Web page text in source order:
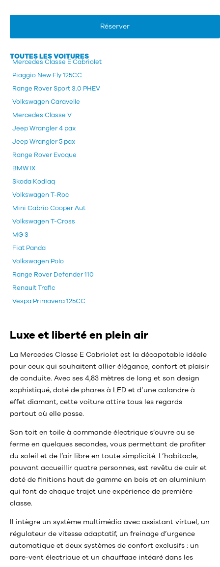
Réserver
TOUTES LES VOITURES
Mercedes Classe E Cabriolet
Piaggio New Fly 125CC
Range Rover Sport 3.0 PHEV
Volkswagen Caravelle
Mercedes Classe V
Jeep Wrangler 4 pax
Jeep Wrangler 5 pax
Range Rover Evoque
BMW IX
Skoda Kodiaq
Volkswagen T-Roc
Mini Cabrio Cooper Aut
Volkswagen T-Cross
MG 3
Fiat Panda
Volkswagen Polo
Range Rover Defender 110
Renault Trafic
Vespa Primavera 125CC
Luxe et liberté en plein air
La Mercedes Classe E Cabriolet est la décapotable idéale
pour ceux qui souhaitent allier élégance, confort et plaisir
de conduite. Avec ses 4,83 mètres de long et son design
sophistiqué, doté de phares à LED et d’une calandre à
effet diamant, cette voiture attire tous les regards
partout où elle passe.
Son toit en toile à commande électrique s’ouvre ou se
ferme en quelques secondes, vous permettant de profiter
du soleil et de l’air libre en toute simplicité. L’habitacle,
pouvant accueillir quatre personnes, est revêtu de cuir et
doté de finitions haut de gamme en bois et en aluminium
qui font de chaque trajet une expérience de première
classe.
Il intègre un système multimédia avec assistant virtuel, un
régulateur de vitesse adaptatif, un freinage d’urgence
automatique et deux systèmes de confort exclusifs : un
pare-vent électrique et un chauffage intégré dans les